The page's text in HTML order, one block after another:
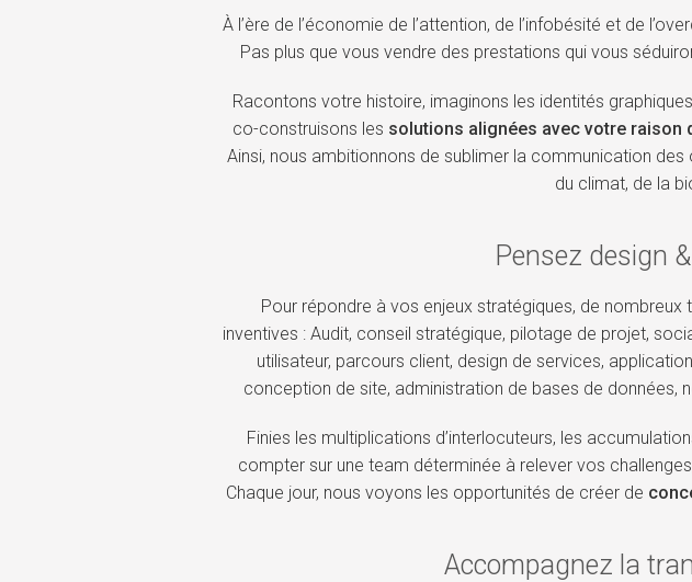
À l’ère de l’économie de l’attention, de l’infobésité et de
Pas plus que vous vendre des prestations qui vous
Racontons votre histoire, imaginons les identités
co-construisons les solutions alignées avec votre raison
Ainsi, nous ambitionnons de sublimer la communication
du climat, de la
Pensez design
Pour répondre à vos enjeux stratégiques, de
inventives : Audit, conseil stratégique, pilotage de projet,
utilisateur, parcours client, design de services,
conception de site, administration de bases de données,
Finies les multiplications d’interlocuteurs, les
compter sur une team déterminée à relever vos
Chaque jour, nous voyons les opportunités de créer de
Accompagnez la